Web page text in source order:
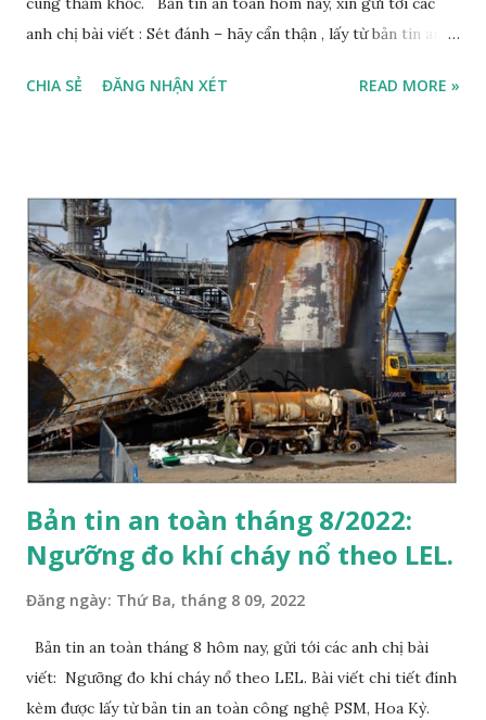
anh chị bài viết : Sét đánh – hãy cẩn thận , lấy từ bản tin an
Strikes – YIKES!! - Vietnamese | AIChE Rạng sáng ngày 16
vòng vài giây, một bồn chứa Acrylate Ethyl phát nổ và sau đó
vài phút, bồn chứa Butyl Acrylate tiếp tục phát nổ. Vụ cháy
nổ đã phá hủy 2 bồn chứa và dẫn đến nhà máy ngừng sản
xuất trong một thời gian dài. Hai nhân viên hành chính bên
trong khu vực bồn bể đã rất may mắn không bị thương tích.
Các bồn chứa đã được nối đất và đạt tiêu chuẩn chống sét,
VẬY TẠI SAO VỤ NỔ LẠI XẢY RA? Mặc dù không thể xác
định chính xác, nhưng rất có thể: ...
CHIA SẺ ĐĂNG NHẬN XÉT READ MORE »
Bản tin an toàn tháng 8/2022:
Ngưỡng đo khí cháy nổ theo LEL.
Đăng ngày: Thứ Ba, tháng 8 09, 2022
Bản tin an toàn tháng 8 hôm nay, gửi tới các anh chị bài
viết: Ngưỡng đo khí cháy nổ theo LEL. Bài viết chi tiết đính
kèm được lấy từ bản tin an toàn công nghệ PSM, Hoa Kỳ.